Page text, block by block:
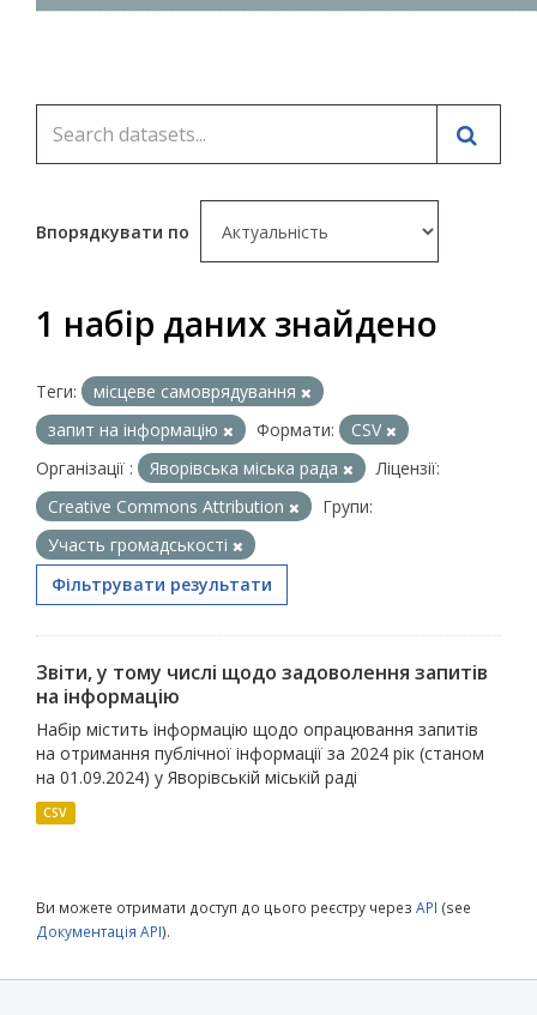
Впорядкувати по
1 набір даних знайдено
Теги:
місцеве самоврядування
запит на інформацію
Формати:
CSV
Організації :
Яворівська міська рада
Ліцензії:
Creative Commons Attribution
Групи:
Участь громадськості
Фільтрувати результати
Звіти, у тому числі щодо задоволення запитів
на інформацію
Набір містить інформацію щодо опрацювання запитів
на отримання публічної інформації за 2024 рік (станом
на 01.09.2024) у Яворівській міській раді
CSV
Ви можете отримати доступ до цього реєстру через API (see
Документація API).